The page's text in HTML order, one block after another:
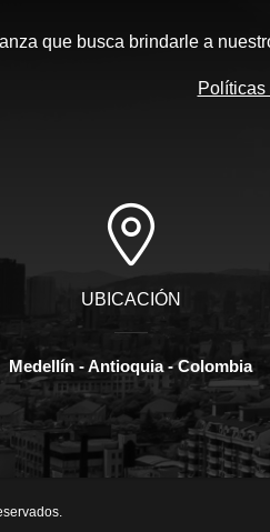
que busca brindarle a
Políticas
UBICACIÓN
Medellín - Antioquia - Colombia